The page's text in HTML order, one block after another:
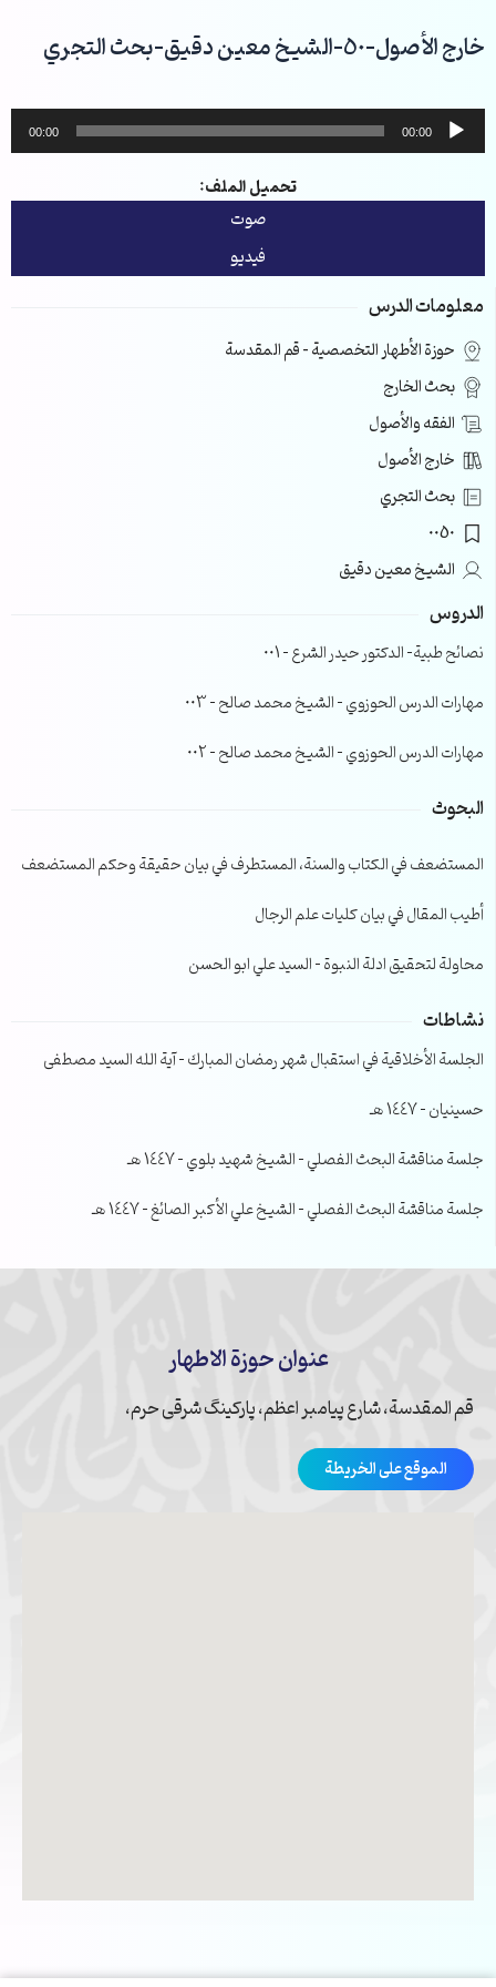
المحتوى
خارج الأصول-50-الشيخ معين دقيق-بحث التجري
مشغل
الصوت
00:00
00:00
تحميل الملف:
صوت
فيديو
معلومات الدرس
حوزة الأطهار التخصصية – قم المقدسة
بحث الخارج
الفقه والأصول
خارج الأصول
بحث التجري
0050
الشيخ معين دقيق
الدروس
نصائح طبية- الدكتور حيدر الشرع – 001
مهارات الدرس الحوزوي – الشيخ محمد صالح – 003
مهارات الدرس الحوزوي – الشيخ محمد صالح – 002
البحوث
المستضعف في الكتاب والسنة، المستطرف في بيان حقيقة وحكم المستضعف
أطيب المقال في بيان كليات علم الرجال
محاولة لتحقيق ادلة النبوة – السيد علي ابو الحسن
نشاطات
الجلسة الأخلاقية في استقبال شهر رمضان المبارك – آية الله السيد مصطفى
حسينيان – 1447 هـ
جلسة مناقشة البحث الفصلي – الشيخ شهيد بلوي – 1447 هـ
جلسة مناقشة البحث الفصلي – الشيخ علي الأكبر الصائغ – 1447 هـ
عنوان حوزة الاطهار
قم المقدسة، شارع پیامبر اعظم، پارکینگ شرقی حرم،
الموقع على الخريطة